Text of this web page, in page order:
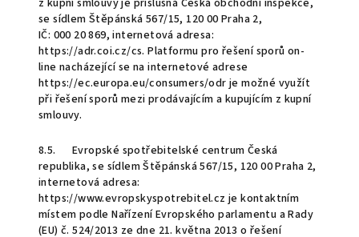
z kupní smlouvy je příslušná Česká obchodní inspekce,
se sídlem Štěpánská 567/15, 120 00 Praha 2,
IČ: 000 20 869, internetová adresa:
https://adr.coi.cz/cs. Platformu pro řešení sporů on-
line nacházející se na internetové adrese
https://ec.europa.eu/consumers/odr je možné využít
při řešení sporů mezi prodávajícím a kupujícím z kupní
smlouvy.
8.5. Evropské spotřebitelské centrum Česká
republika, se sídlem Štěpánská 567/15, 120 00 Praha 2,
internetová adresa:
https://www.evropskyspotrebitel.cz je kontaktním
místem podle Nařízení Evropského parlamentu a Rady
(EU) č. 524/2013 ze dne 21. května 2013 o řešení